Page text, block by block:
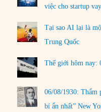
việc cho startup
Tại sao AI lại là
Trung Quốc
Thế giới hôm nay:
06/08/1930: Thẩm
bí ẩn nhất” New